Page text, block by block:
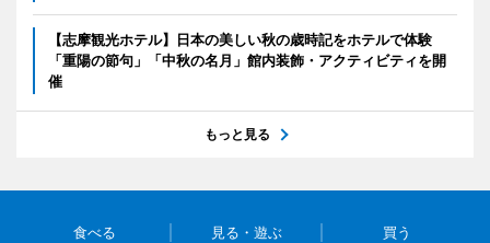
【志摩観光ホテル】日本の美しい秋の歳時記をホテルで体験
「重陽の節句」「中秋の名月」館内装飾・アクティビティを開
催
もっと見る
食べる 見る・遊ぶ 買う